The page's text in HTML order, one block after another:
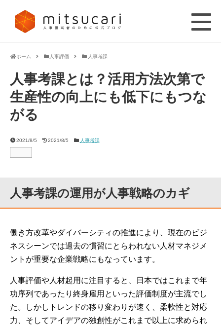
ホーム 人事評価 人事考課
人事考課とは？活用方法次第で
生産性の向上にも低下にもつな
がる
2021/8/5 2021/8/5 人事考課
人事考課の運用が人事戦略のカギ
働き方改革やダイバーシティの推進により、現在のビジ
ネスシーンでは過去の慣習にとらわれない人材マネジメ
ントが重要な企業戦略にもなっています。
人事評価や人材起用に注目すると、日本ではこれまで年
功序列であったり終身雇用といった評価制度が主流でし
た。しかしトレンドの移り変わりが速く、柔軟性と対応
力、そしてアイデアの独創性がこれまで以上に求められ